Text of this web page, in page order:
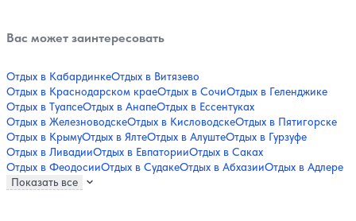
Вас может заинтересовать
Отдых в КабардинкеОтдых в Витязево
Отдых в Краснодарском краеОтдых в СочиОтдых в Геленджике
Отдых в ТуапсеОтдых в АнапеОтдых в Ессентуках
Отдых в ЖелезноводскеОтдых в КисловодскеОтдых в Пятигорске
Отдых в КрымуОтдых в ЯлтеОтдых в АлуштеОтдых в Гурзуфе
Отдых в ЛивадииОтдых в ЕвпаторииОтдых в Саках
Отдых в ФеодосииОтдых в СудакеОтдых в АбхазииОтдых в Адлере
Показать все